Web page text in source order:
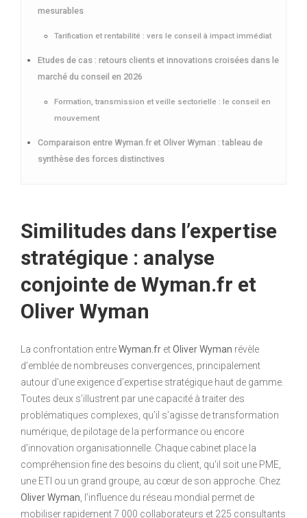
mesurables
Tarification et rentabilité : vers le conseil à impact immédiat
Etudes de cas : retours clients et innovations croisées dans le
marché du conseil en 2026
Formation, transmission et veille sectorielle : le conseil en
mouvement
Comparaison entre Wyman.fr et Oliver Wyman : tableau de
synthèse des forces distinctives
Similitudes dans l’expertise
stratégique : analyse
conjointe de Wyman.fr et
Oliver Wyman
La confrontation entreWyman.fr etOliver Wyman révèle
d’emblée de nombreuses convergences, principalement
autour d’une exigence d’expertise stratégique haut de gamme.
Toutes deux s’illustrent par une capacité à traiter des
problématiques complexes, qu’il s’agisse de transformation
numérique, de pilotage de la performance ou encore
d’innovation organisationnelle. Chaque cabinet place la
compréhension fine des besoins du client, qu’il soit une PME,
une ETI ou un grand groupe, au cœur de son approche. Chez
Oliver Wyman , l’influence du réseau mondial permet de
mobiliser rapidement 7 000 collaborateurs et 225 consultants